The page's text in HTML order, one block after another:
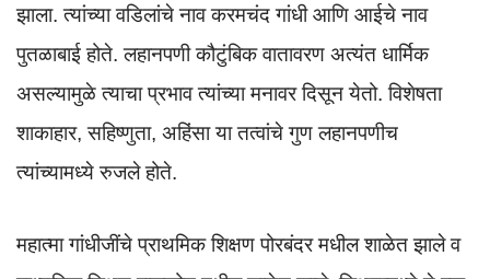
झाला. त्यांच्या वडिलांचे नाव करमचंद गांधी आणि आईचे नाव
पुतळाबाई होते. लहानपणी कौटुंबिक वातावरण अत्यंत धार्मिक
असल्यामुळे त्याचा प्रभाव त्यांच्या मनावर दिसून येतो. विशेषता
शाकाहार, सहिष्णुता, अहिंसा या तत्वांचे गुण लहानपणीच
त्यांच्यामध्ये रुजले होते.
महात्मा गांधीजींचे प्राथमिक शिक्षण पोरबंदर मधील शाळेत झाले व